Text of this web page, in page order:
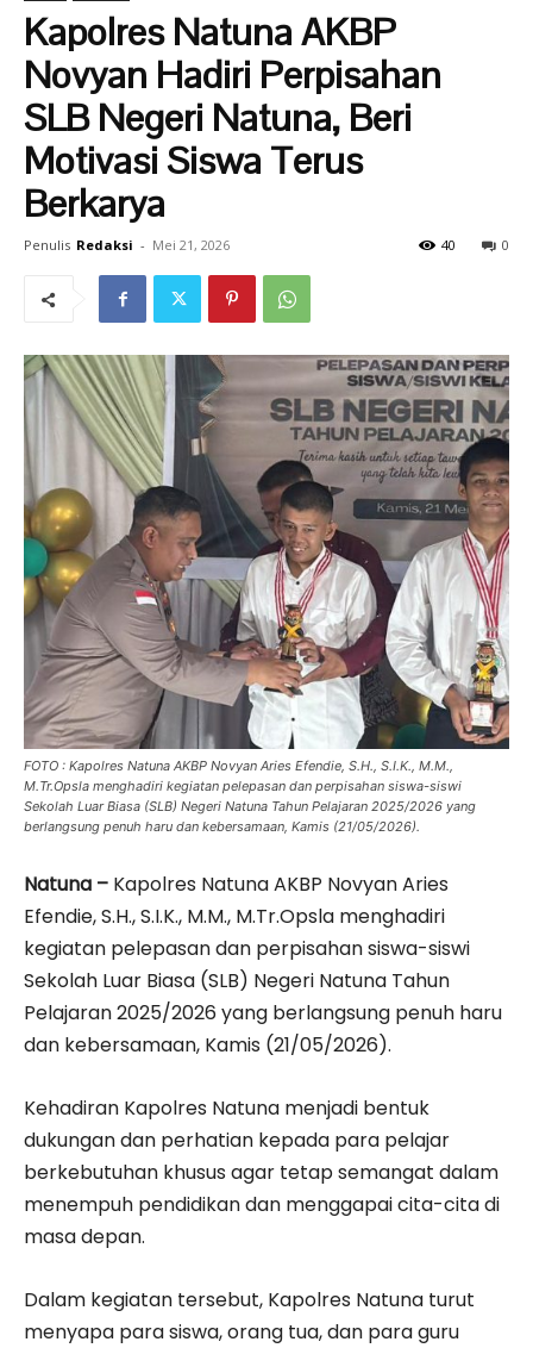
Kapolres Natuna AKBP
Novyan Hadiri Perpisahan
SLB Negeri Natuna, Beri
Motivasi Siswa Terus
Berkarya
Penulis Redaksi - Mei 21, 2026 0
40
FOTO : Kapolres Natuna AKBP Novyan Aries Efendie, S.H., S.I.K., M.M.,
M.Tr.Opsla menghadiri kegiatan pelepasan dan perpisahan siswa-siswi
Sekolah Luar Biasa (SLB) Negeri Natuna Tahun Pelajaran 2025/2026 yang
berlangsung penuh haru dan kebersamaan, Kamis (21/05/2026).
Natuna – Kapolres Natuna AKBP Novyan Aries
Efendie, S.H., S.I.K., M.M., M.Tr.Opsla menghadiri
kegiatan pelepasan dan perpisahan siswa-siswi
Sekolah Luar Biasa (SLB) Negeri Natuna Tahun
Pelajaran 2025/2026 yang berlangsung penuh haru
dan kebersamaan, Kamis (21/05/2026).
Kehadiran Kapolres Natuna menjadi bentuk
dukungan dan perhatian kepada para pelajar
berkebutuhan khusus agar tetap semangat dalam
menempuh pendidikan dan menggapai cita-cita di
masa depan.
Dalam kegiatan tersebut, Kapolres Natuna turut
menyapa para siswa, orang tua, dan para guru